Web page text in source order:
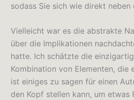
sodass Sie sich wie direkt
Vielleicht war es die abstrakte
über die Implikationen
hatte. Ich schätzte die
Kombination von Elementen, die
ist einiges zu sagen für einen
den Kopf stellen kann, um